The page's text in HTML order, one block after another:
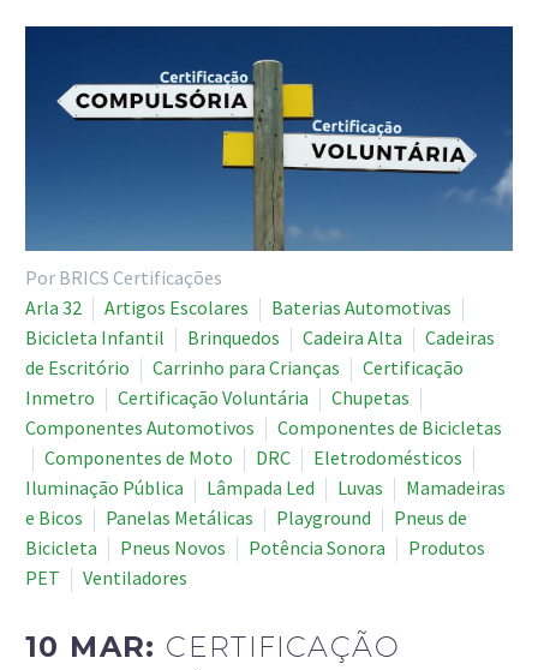
Por BRICS Certificações
Arla 32
Artigos Escolares
Baterias Automotivas
Bicicleta Infantil
Brinquedos Cadeira Alta
Cadeiras
de Escritório
Carrinho para Crianças
Certificação
Inmetro
Certificação Voluntária
Chupetas
Componentes Automotivos
Componentes de Bicicletas
Componentes de Moto
DRC
Eletrodomésticos
Iluminação Pública
Lâmpada Led Luvas
Mamadeiras
e Bicos
Panelas Metálicas Playground
Pneus de
Bicicleta
Pneus Novos Potência Sonora
Produtos
PET
Ventiladores
10 MAR: CERTIFICAÇÃO